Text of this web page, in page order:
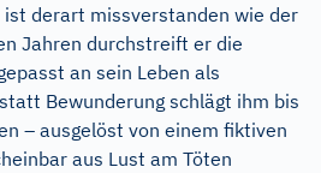
ist derart missverstanden wie der
Jahren durchstreift er die
an sein Leben als
Bewunderung schlägt ihm bis
– ausgelöst von einem fiktiven
aus Lust am Töten